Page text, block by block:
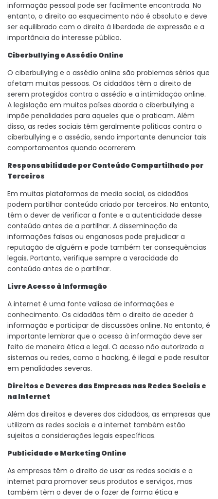
informação pessoal pode ser facilmente encontrada. No
entanto, o direito ao esquecimento não é absoluto e deve
ser equilibrado com o direito à liberdade de expressão e a
importância do interesse público.
Ciberbullying e Assédio Online
O ciberbullying e o assédio online são problemas sérios que
afetam muitas pessoas. Os cidadãos têm o direito de
serem protegidos contra o assédio e a intimidação online.
A legislação em muitos países aborda o ciberbullying e
impõe penalidades para aqueles que o praticam. Além
disso, as redes sociais têm geralmente políticas contra o
ciberbullying e o assédio, sendo importante denunciar tais
comportamentos quando ocorrerem.
Responsabilidade por Conteúdo Compartilhado por
Terceiros
Em muitas plataformas de media social, os cidadãos
podem partilhar conteúdo criado por terceiros. No entanto,
têm o dever de verificar a fonte e a autenticidade desse
conteúdo antes de a partilhar. A disseminação de
informações falsas ou enganosas pode prejudicar a
reputação de alguém e pode também ter consequências
legais. Portanto, verifique sempre a veracidade do
conteúdo antes de o partilhar.
Livre Acesso à Informação
A internet é uma fonte valiosa de informações e
conhecimento. Os cidadãos têm o direito de aceder à
informação e participar de discussões online. No entanto, é
importante lembrar que o acesso à informação deve ser
feito de maneira ética e legal. O acesso não autorizado a
sistemas ou redes, como o hacking, é ilegal e pode resultar
em penalidades severas.
Direitos e Deveres das Empresas nas Redes Sociais e
na Internet
Além dos direitos e deveres dos cidadãos, as empresas que
utilizam as redes sociais e a internet também estão
sujeitas a considerações legais específicas.
Publicidade e Marketing Online
As empresas têm o direito de usar as redes sociais e a
internet para promover seus produtos e serviços, mas
também têm o dever de o fazer de forma ética e